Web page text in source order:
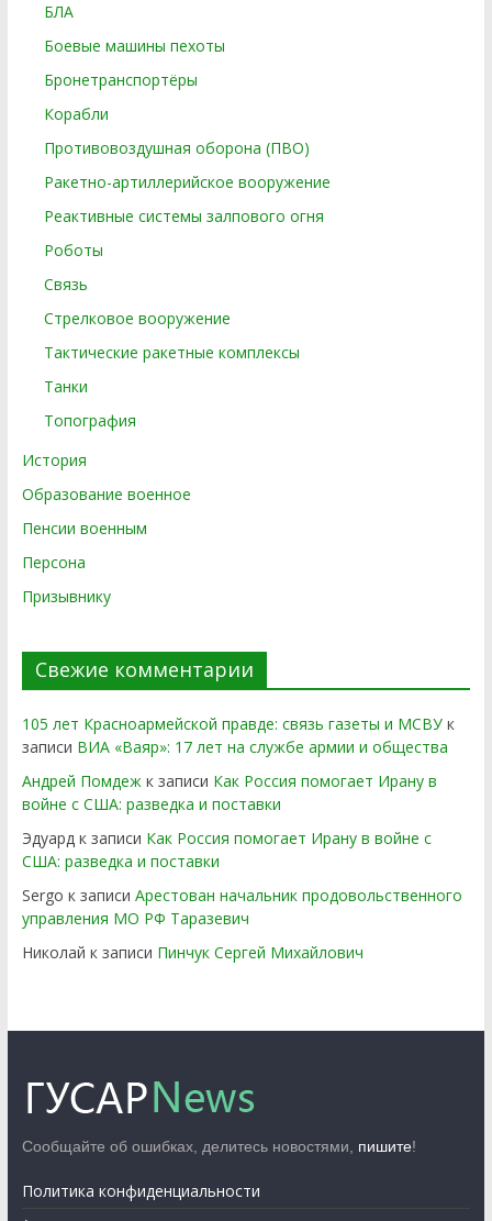
БЛА
Боевые машины пехоты
Бронетранспортёры
Корабли
Противовоздушная оборона (ПВО)
Ракетно-артиллерийское вооружение
Реактивные системы залпового огня
Роботы
Связь
Стрелковое вооружение
Тактические ракетные комплексы
Танки
Топография
История
Образование военное
Пенсии военным
Персона
Призывнику
Свежие комментарии
105 лет Красноармейской правде: связь газеты и МСВУк
записи ВИА «Ваяр»: 17 лет на службе армии и общества
Андрей Помдежк записи Как Россия помогает Ирану в
войне с США: разведка и поставки
Эдуардк записи Как Россия помогает Ирану в войне с
США: разведка и поставки
Sergo к записи Арестован начальник продовольственного
управления МО РФ Таразевич
Николай к записи Пинчук Сергей Михайлович
Сообщайте об ошибках, делитесь новостями, пишите!
Политика конфиденциальности